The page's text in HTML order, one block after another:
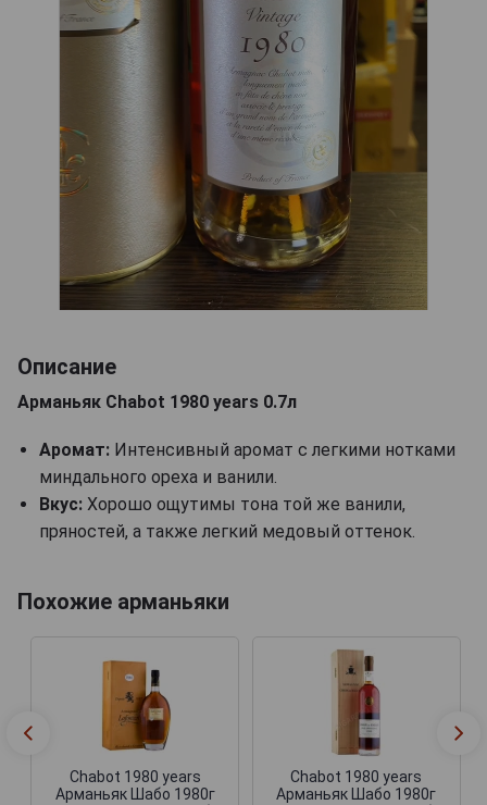
Описание
Арманьяк Chabot 1980 years 0.7л
Аромат: Интенсивный аромат с легкими нотками
миндального ореха и ванили.
Вкус: Хорошо ощутимы тона той же ванили,
пряностей, а также легкий медовый оттенок.
Похожие арманьяки
Chabot 1980 years
Арманьяк Шабо 1980г
Chabot 1980 years
Арманьяк Шабо 1980г